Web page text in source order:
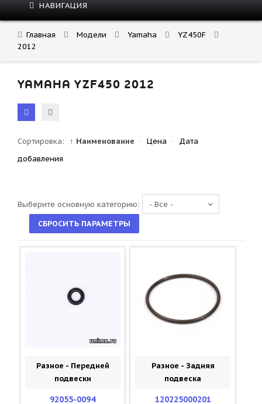
НАВИГАЦИЯ
Главная Модели Yamaha
YZ450F
2012
YAMAHA YZF450 2012
Сортировка: ↑ Наименование · Цена ·
Дата
добавления
Выберите основную категорию:
Разное - Передней
подвески
92055-0094
Разное - Задняя
подвеска
120225000201